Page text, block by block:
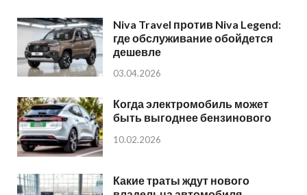
Niva Travel против Niva Legend:
где обслуживание обойдется
дешевле
03.04.2026
Когда электромобиль может
быть выгоднее бензинового
10.02.2026
Какие траты ждут нового